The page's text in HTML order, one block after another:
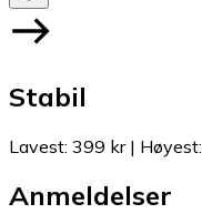
Stabil
Lavest: 399 kr| Høyest:
Anmeldelser